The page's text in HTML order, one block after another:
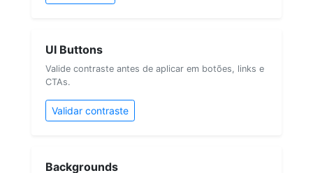
UI Buttons
Valide contraste antes de aplicar em botões, links e
CTAs.
Validar contraste
Backgrounds